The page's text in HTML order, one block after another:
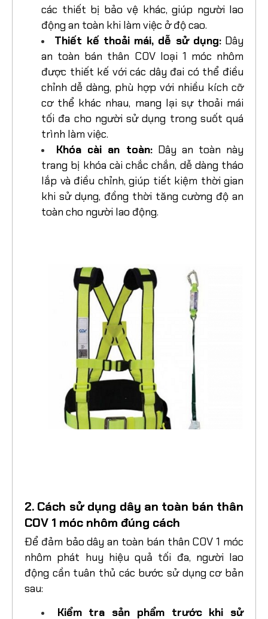
năng chịu lực cao và dễ dàng kết nối với
các thiết bị bảo vệ khác, giúp người lao
động an toàn khi làm việc ở độ cao.
Thiết kế thoải mái, dễ sử dụng:Dây
an toàn bán thân COV loại 1 móc nhôm
được thiết kế với các dây đai có thể điều
chỉnh dễ dàng, phù hợp với nhiều kích cỡ
cơ thể khác nhau, mang lại sự thoải mái
tối đa cho người sử dụng trong suốt quá
trình làm việc.
Khóa cài an toàn:Dây an toàn này
trang bị khóa cài chắc chắn, dễ dàng tháo
lắp và điều chỉnh, giúp tiết kiệm thời gian
khi sử dụng, đồng thời tăng cường độ an
2. Cách sử dụng dây an toàn bán thân
COV 1 móc nhôm đúng cách
Để đảm bảo dây an toàn bán thân COV 1 móc
nhôm phát huy hiệu quả tối đa, người lao
động cần tuân thủ các bước sử dụng cơ bản